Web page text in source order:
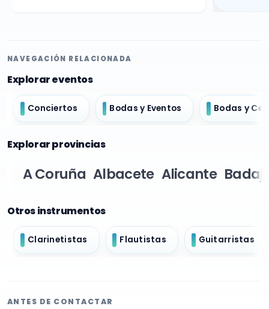
NAVEGACIÓN RELACIONADA
Explorar eventos
Conciertos Bodas y Eventos Bodas y
Explorar provincias
A Coruña Albacete Alicante
Otros instrumentos
Clarinetistas Flautistas Guitarristas
ANTES DE CONTACTAR